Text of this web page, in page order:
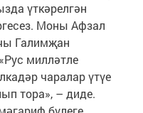
үткәрелгән
Моны Афзал
Галимҗан
милләтле
чаралар үтүе
тора», – диде.